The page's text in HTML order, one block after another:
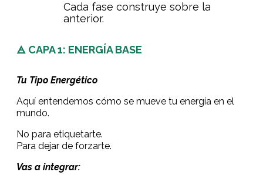
Cada fase construye sobre la
anterior.
🜁 CAPA 1: ENERGÍA BASE
Tu Tipo Energético
Aquí entendemos cómo se mueve tu energía en el
mundo.
No para etiquetarte.
Para dejar de forzarte.
Vas a integrar: